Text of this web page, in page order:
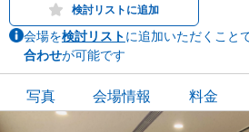
検討リストに追加
会場を検討リストに追加いただくことで
合わせが可能です
写真 会場情報 料金